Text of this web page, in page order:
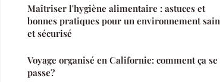
Maîtriser l'hygiène alimentaire : astuces et
bonnes pratiques pour un environnement sain
et sécurisé
Voyage organisé en Californie: comment ça se
passe?